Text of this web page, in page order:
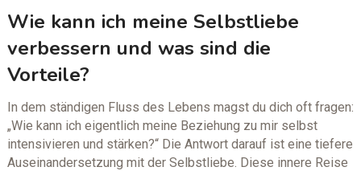
Wie kann ich meine Selbstliebe
verbessern und was sind die
Vorteile?
In dem ständigen Fluss des Lebens magst du dich oft fragen:
„Wie kann ich eigentlich meine Beziehung zu mir selbst
intensivieren und stärken?“ Die Antwort darauf ist eine tiefere
Auseinandersetzung mit der Selbstliebe. Diese innere Reise